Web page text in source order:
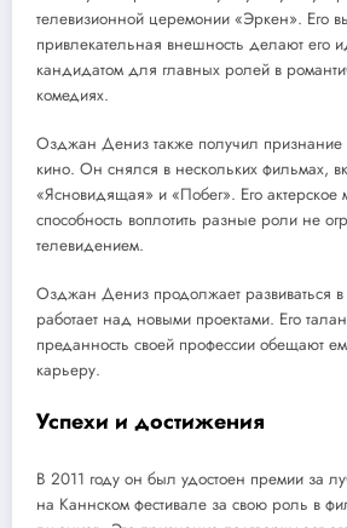
телевизионной церемонии «Эркен». Его
привлекательная внешность делают его
кандидатом для главных ролей в
комедиях.
Озджан Дениз также получил признание
кино. Он снялся в нескольких фильмах,
«Ясновидящая» и «Побег». Его актерское
способность воплотить разные роли не
телевидением.
Озджан Дениз продолжает развиваться в
работает над новыми проектами. Его
преданность своей профессии обещают
карьеру.
Успехи и достижения
В 2011 году он был удостоен премии за
на Каннском фестивале за свою роль в